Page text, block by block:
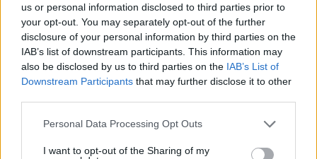
us or personal information disclosed to third parties prior to
your opt-out. You may separately opt-out of the further
disclosure of your personal information by third parties on the
IAB’s list of downstream participants. This information may
also be disclosed by us to third parties on the IAB’s List of
Downstream Participants that may further disclose it to other
Please note that this website/app uses one or more Google
not limited to your visit or usage behaviour. You may click to
Personal Data Processing Opt Outs
I want to opt-out of the Sharing of my
11 επιβλητικά μοναστήρια σε νησιά της Ελλάδας
Τροχαίο στη συμβολή Κηφισού και Ποσειδώνος,
δυσχέρεια στο ρεύμα προς Πειραιά
πριν 11 λεπτά
Αίρεται η σύσταση για μη χρήση του νερού στη Σίβηρη
αποτελέσματα των ελέγχων
πριν 12 λεπτά
πριν 18 λεπτά